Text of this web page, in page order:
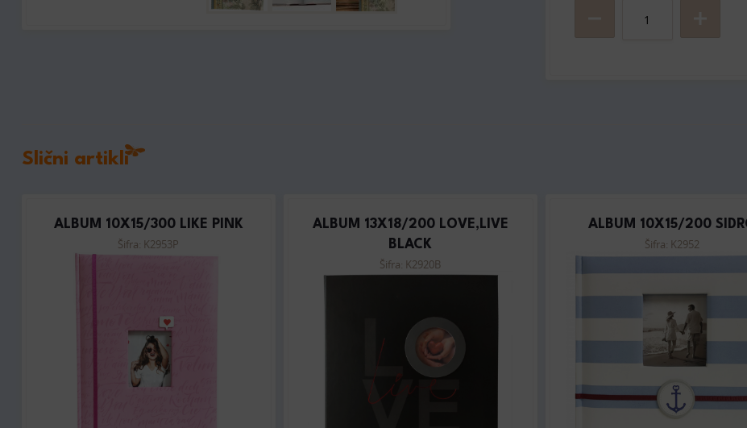
Slični artikli
ALBUM 10X15/300 LIKE PINK
Šifra: K2953P
ALBUM 13X18/200 LOVE,LIVE
BLACK
Šifra: K2920B
ALBUM 10X15/200
Šifra: K2952